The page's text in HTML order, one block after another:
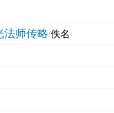
法师传略/佚名